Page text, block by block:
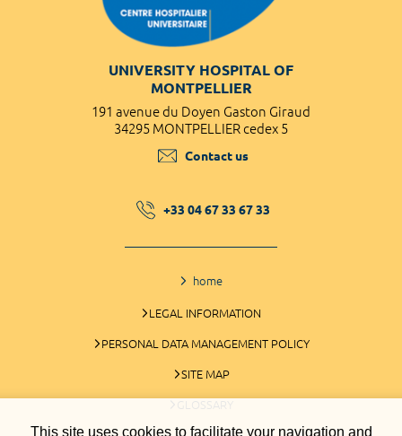
This site uses cookies to facilitate your navigation and
UNIVERSITY HOSPITAL OF
MONTPELLIER
191 avenue du Doyen Gaston Giraud
34295 MONTPELLIER cedex 5
Contact us
+33 04 67 33 67 33
home
LEGAL INFORMATION
PERSONAL DATA MANAGEMENT POLICY
SITE MAP
GLOSSARY